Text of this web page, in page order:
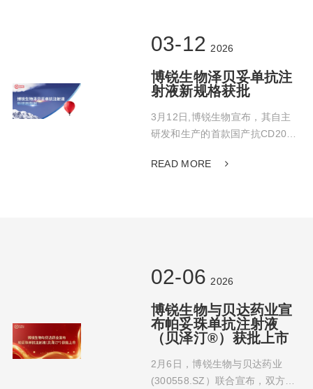
重度化脓性汗腺炎（反常性痤
疮）成人患者。
03-12 2026
博锐生物泽贝妥单抗注
射液新规格获批
3月12日,博锐生物宣布，其自主
研发和生产的首款国产抗CD20抗
注射液（商品名：安瑞昔®）新增
READ MORE
02-06 2026
博锐生物与贝达药业宣
布帕妥珠单抗注射液
（贝泽汀®）获批上市
2月6日，博锐生物与贝达药业
(300558.SZ）联合宣布，双方合